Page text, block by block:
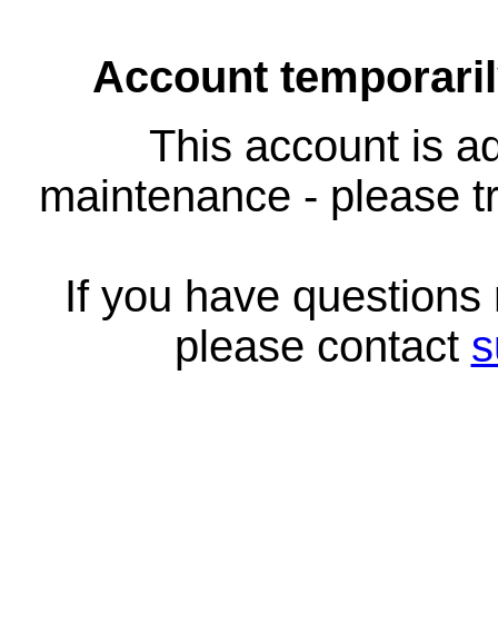
Account
This account is
maintenance - please
If you have
please contact